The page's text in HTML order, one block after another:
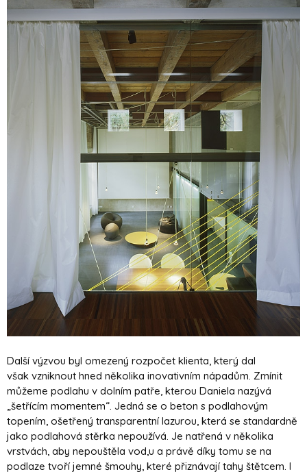
Další výzvou byl omezený rozpočet klienta, který dal
však vzniknout hned několika inovativním nápadům. Zmínit
můžeme podlahu v dolním patře, kterou Daniela nazývá
„šetřícím momentem“. Jedná se o beton s podlahovým
topením, ošetřený transparentní lazurou, která se standardně
jako podlahová stěrka nepoužívá. Je natřená v několika
vrstvách, aby nepouštěla vod,u a právě díky tomu se na
podlaze tvoří jemné šmouhy, které přiznávají tahy štětcem. I